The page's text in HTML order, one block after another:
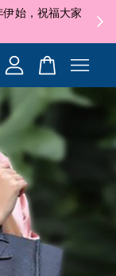
伊始，祝福大家
✦
的。